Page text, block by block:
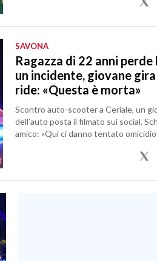
SAVONA
Ragazza di 22 anni perde
un incidente, giovane
ride: «Questa è morta»
Scontro auto-scooter a Ceriale, un
dell’auto posta il filmato sui social.
amico: «Qui ci danno tentato